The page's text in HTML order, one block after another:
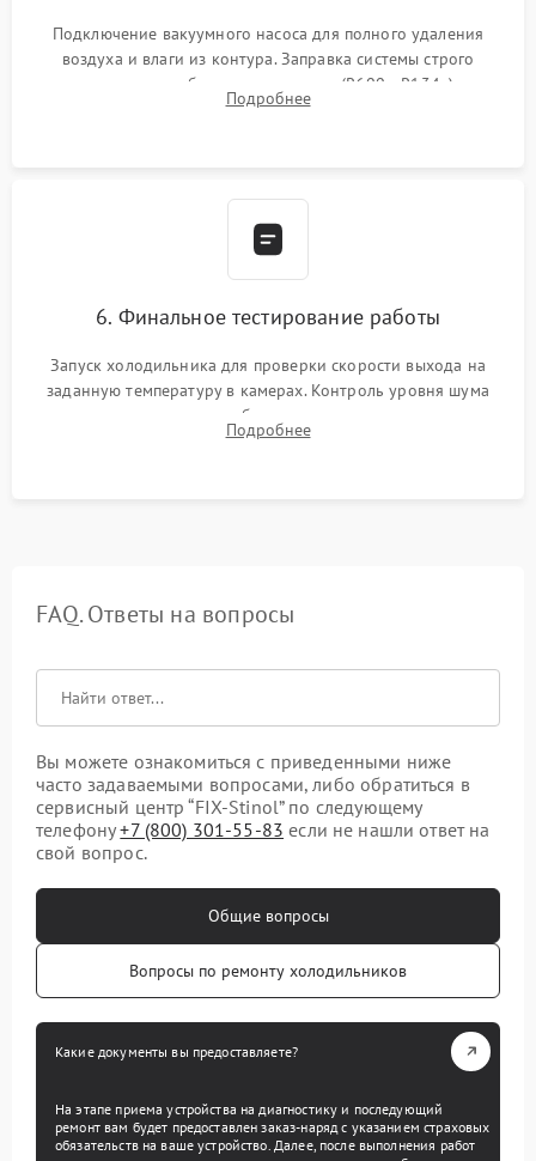
Подключение вакуумного насоса для полного удаления
воздуха и влаги из контура. Заправка системы строго
дозированным объемом хладагента (R600a, R134a) по
электронным весам. Контроль рабочего давления в системе.
Подробнее
6. Финальное тестирование работы
Запуск холодильника для проверки скорости выхода на
заданную температуру в камерах. Контроль уровня шума
компрессора, отсутствия обмерзания стенок и корректного
срабатывания системы автоматической оттайки.
Подробнее
FAQ. Ответы на вопросы
Вы можете ознакомиться с приведенными ниже
часто задаваемыми вопросами, либо обратиться в
сервисный центр “FIX-Stinol” по следующему
телефону+7 (800) 301-55-83 если не нашли ответ на
свой вопрос.
Общие вопросы
Вопросы по ремонту холодильников
Какие документы вы предоставляете?
На этапе приема устройства на диагностику и последующий
ремонт вам будет предоставлен заказ-наряд с указанием страховых
обязательств на ваше устройство. Далее, после выполнения работ